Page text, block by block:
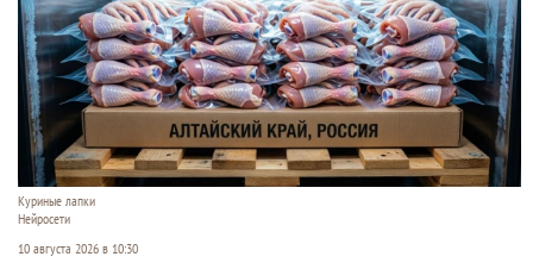
Куриные лапки
Нейросети
10 августа 2026 в 10:30